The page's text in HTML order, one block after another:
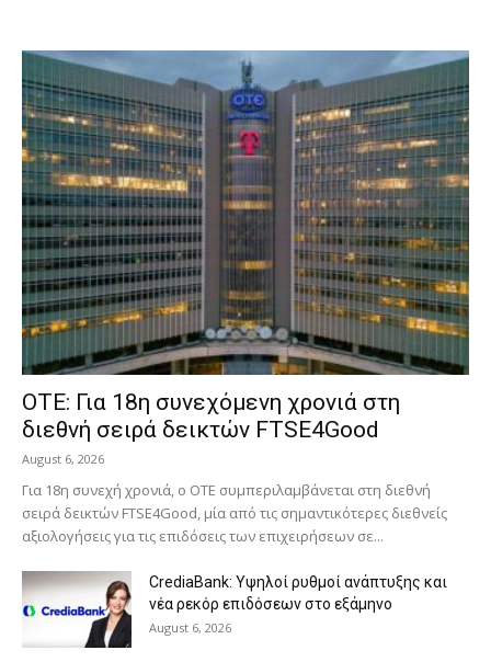
ΟΤΕ: Για 18η συνεχόμενη χρονιά στη
διεθνή σειρά δεικτών FTSE4Good
August 6, 2026
Για 18η συνεχή χρονιά, ο ΟΤΕ συμπεριλαμβάνεται στη διεθνή
σειρά δεικτών FTSE4Good, μία από τις σημαντικότερες διεθνείς
αξιολογήσεις για τις επιδόσεις των επιχειρήσεων σε...
CrediaBank: Υψηλοί ρυθμοί ανάπτυξης και
νέα ρεκόρ επιδόσεων στο εξάμηνο
August 6, 2026